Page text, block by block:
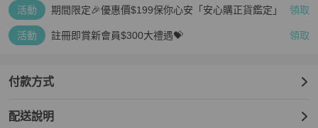
活動 期間限定🎉優惠價$199保你心安「安心購正貨鑑定」 領取
活動 註冊即賞新會員$300大禮遇💝 領取
付款方式
配送說明